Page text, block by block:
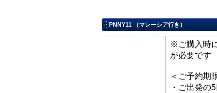
PNNY11 （マレーシア行き）
※ご購入時
が必要です
＜ご予約期
・ご出発の